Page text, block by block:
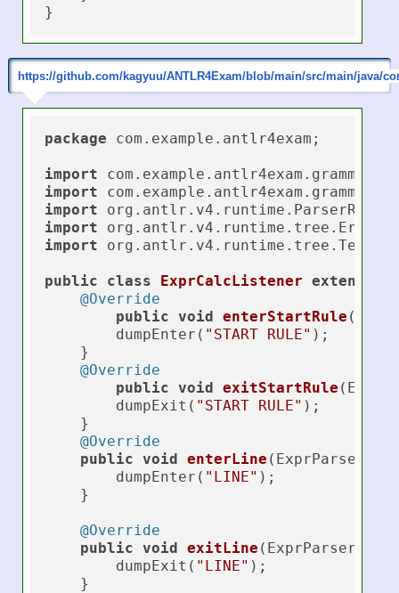
https://github.com/kagyuu/ANTLR4Exam/blob/main/src/main/java/
package com.example.antlr4exam;
import
import
import
import
import
public class ExprCalcListener extends
@Override
public void enterStartRule
        dumpEnter(
"START RULE" );
    }
@Override
public void exitStartRule
        dumpExit(
"START RULE" );
    }
@Override
public void enterLine
        dumpEnter(
"LINE" );
    }
@Override
public void exitLine
        dumpExit(
"LINE" );
    }